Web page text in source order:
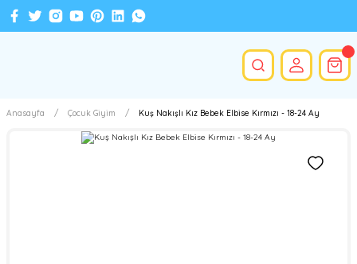
Anasayfa Çocuk Giyim Kuş Nakışlı Kız Bebek Elbise Kırmızı - 18-24 Ay